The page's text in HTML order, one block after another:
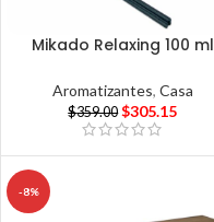
Mikado Relaxing 100 ml
Aromatizantes, Casa
$359.00 $305.15
-8%